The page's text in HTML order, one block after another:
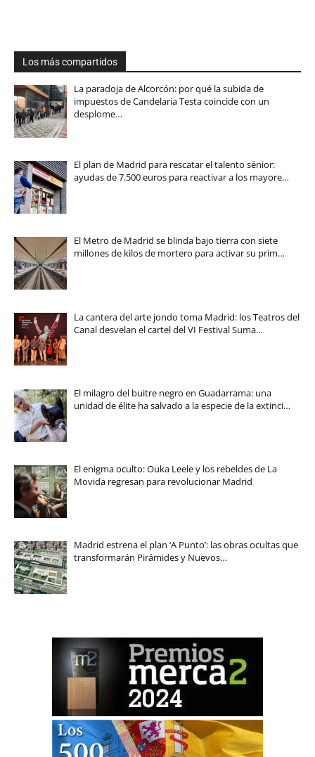
Los más compartidos
La paradoja de Alcorcón: por qué la subida de
impuestos de Candelaria Testa coincide con un
desplome…
El plan de Madrid para rescatar el talento sénior:
ayudas de 7.500 euros para reactivar a los mayore…
El Metro de Madrid se blinda bajo tierra con siete
millones de kilos de mortero para activar su prim…
La cantera del arte jondo toma Madrid: los Teatros del
Canal desvelan el cartel del VI Festival Suma…
El milagro del buitre negro en Guadarrama: una
unidad de élite ha salvado a la especie de la extinci…
El enigma oculto: Ouka Leele y los rebeldes de La
Movida regresan para revolucionar Madrid
Madrid estrena el plan ‘A Punto’: las obras ocultas que
transformarán Pirámides y Nuevos…